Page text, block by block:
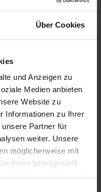
Über Cookies
und Anzeigen zu
Medien anbieten
Website zu
Informationen zu Ihrer
Partner für
weiter. Unsere
möglicherweise mit
ihnen bereitgestellt